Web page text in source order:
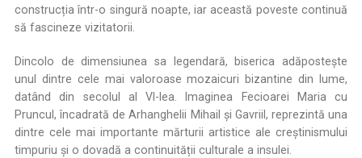
construcția într-o singură noapte, iar această poveste continuă
să fascineze vizitatorii.
Dincolo de dimensiunea sa legendară, biserica adăpostește
unul dintre cele mai valoroase mozaicuri bizantine din lume,
datând din secolul al VI-lea. Imaginea Fecioarei Maria cu
Pruncul, încadrată de Arhanghelii Mihail și Gavriil, reprezintă una
dintre cele mai importante mărturii artistice ale creștinismului
timpuriu și o dovadă a continuității culturale a insulei.